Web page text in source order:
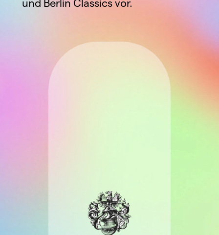
und Berlin Classics vor.